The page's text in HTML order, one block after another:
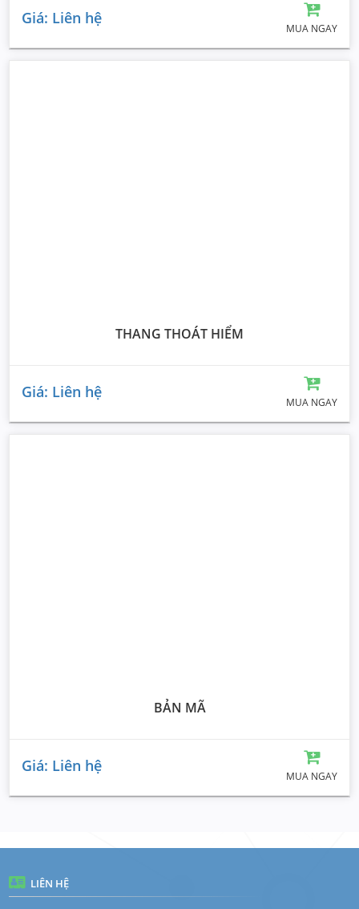
Giá: Liên hệ
MUA NGAY
THANG THOÁT HIỂM
Giá: Liên hệ
MUA NGAY
BẢN MÃ
Giá: Liên hệ
MUA NGAY
LIÊN HỆ